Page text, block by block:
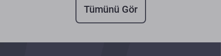
Tümünü Gör